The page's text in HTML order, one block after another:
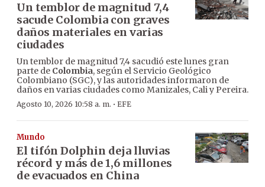
Un temblor de magnitud 7,4
sacude Colombia con graves
daños materiales en varias
ciudades
Un temblor de magnitud 7,4 sacudió este lunes gran
parte de Colombia, según el Servicio Geológico
Colombiano (SGC), y las autoridades informaron de
daños en varias ciudades como Manizales, Cali y Pereira.
Agosto 10, 2026 10:58 a. m. · EFE
Mundo
El tifón Dolphin deja lluvias
récord y más de 1,6 millones
de evacuados en China